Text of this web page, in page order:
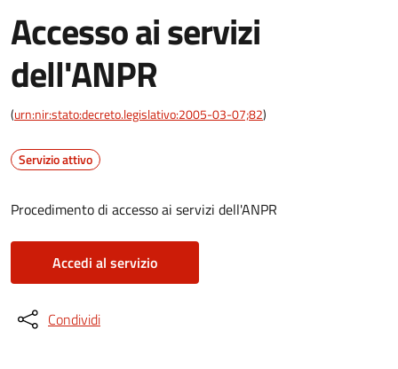
Accesso ai servizi
dell'ANPR
(urn:nir:stato:decreto.legislativo:2005-03-07;82)
Servizio attivo
Procedimento di accesso ai servizi dell'ANPR
Accedi al servizio
Condividi